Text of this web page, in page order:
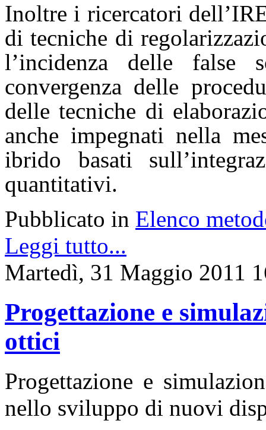
Inoltre i ricercatori
di tecniche di
l’incidenza delle
convergenza delle
delle tecniche di
anche impegnati nella
ibrido basati
quantitativi.
Pubblicato in Elenco
Leggi tutto...
Martedì, 31 Maggio 2011
Progettazione e
ottici
Progettazione e
nello sviluppo di nuovi